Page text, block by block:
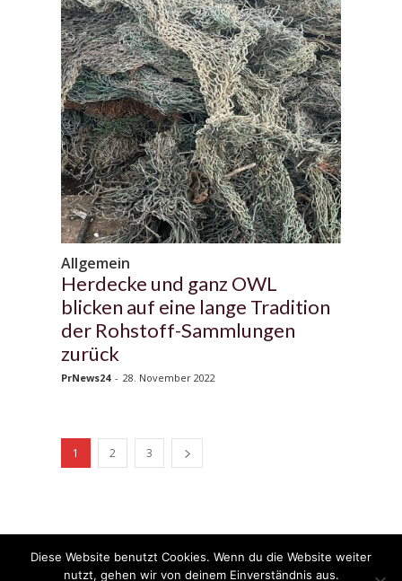
Allgemein
Herdecke und ganz OWL
blicken auf eine lange Tradition
der Rohstoff-Sammlungen
zurück
PrNews24 - 28. November 2022
1 2 3
© 2020 - 2025 Copyright - KFZzeitung.com
Diese Website benutzt Cookies. Wenn du die Website weiter
nutzt, gehen wir von deinem Einverständnis aus.